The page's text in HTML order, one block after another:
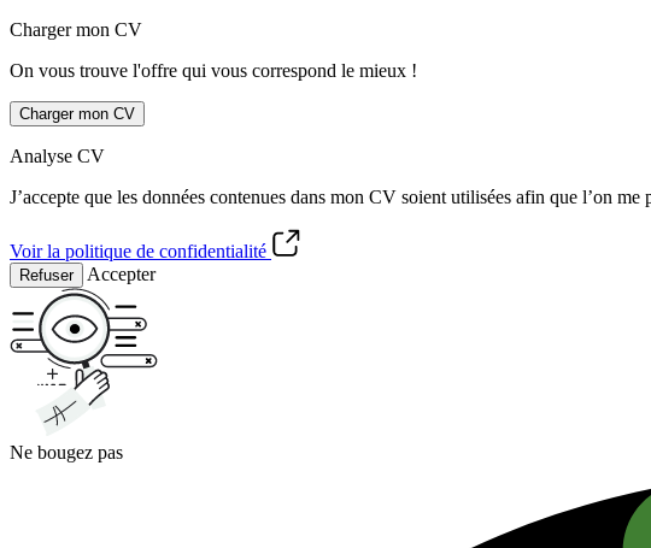
Charger mon CV
On vous trouve l'offre qui vous correspond le mieux !
Charger mon CV
Analyse CV
J’accepte que les données contenues dans mon CV soient utilisées afin que l’on
Voir la politique de confidentialité
Refuser Accepter
Ne bougez pas